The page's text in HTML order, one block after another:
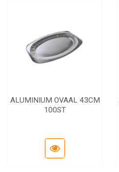
ALUMINIUM OVAAL 43CM
100ST